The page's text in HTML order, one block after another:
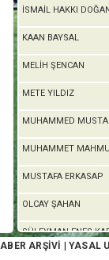
İSMAİL HAKKI
KAAN BAYSAL
MELİH ŞENCAN
METE YILDIZ
MUHAMMED
MUHAMMET
MUSTAFA ERKASAP
OLCAY ŞAHAN
SÜLEYMAN ENES
ARŞİVİ YASAL